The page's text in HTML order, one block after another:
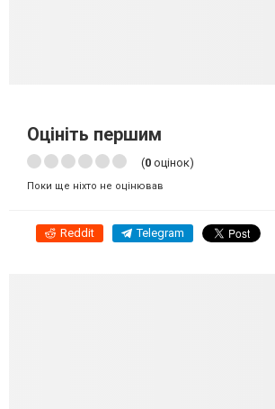
Оцініть першим
(0 оцінок)
Поки ще ніхто не оцінював
Reddit Telegram